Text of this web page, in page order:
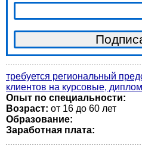
требуется региональный
клиентов на курсовые,
Опыт по специальности:
Возраст: от 16 до 60 лет
Образование:
Заработная плата: